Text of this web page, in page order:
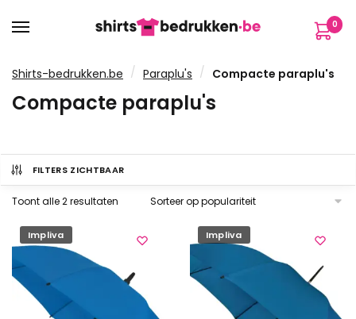
naar
naar
inhoud
0
Shirts-bedrukken.be / Paraplu's / Compacte paraplu's
Compacte paraplu's
FILTERS ZICHTBAAR
Toont alle 2 resultaten Gesorteerd
Impliva Impliva